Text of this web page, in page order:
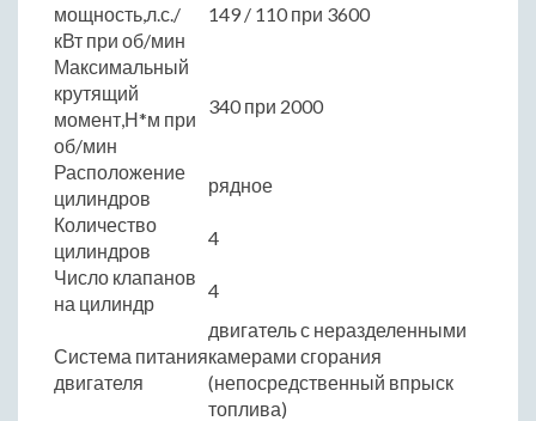
мощность,л.с./
кВт при об/мин
149 / 110 при 3600
Максимальный
крутящий
момент,Н*м при
об/мин
340 при 2000
Расположение
цилиндров
рядное
Количество
цилиндров
4
Число клапанов
на цилиндр
4
Система питания
двигателя
двигатель с неразделенными
камерами сгорания
(непосредственный впрыск
топлива)